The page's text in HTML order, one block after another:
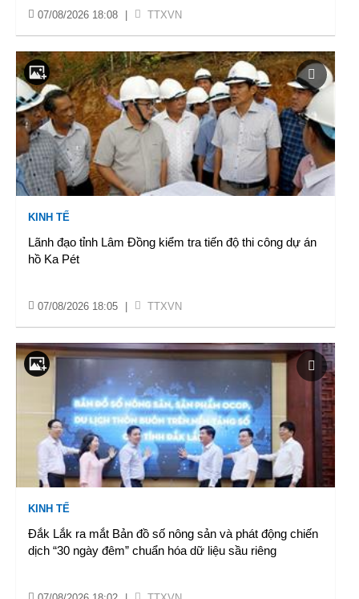
07/08/2026 18:08 TTXVN
KINH TẾ
Lãnh đạo tỉnh Lâm Đồng kiểm tra tiến độ thi công dự án
hồ Ka Pét
07/08/2026 18:05 TTXVN
KINH TẾ
Đắk Lắk ra mắt Bản đồ số nông sản và phát động chiến
dịch “30 ngày đêm” chuẩn hóa dữ liệu sầu riêng